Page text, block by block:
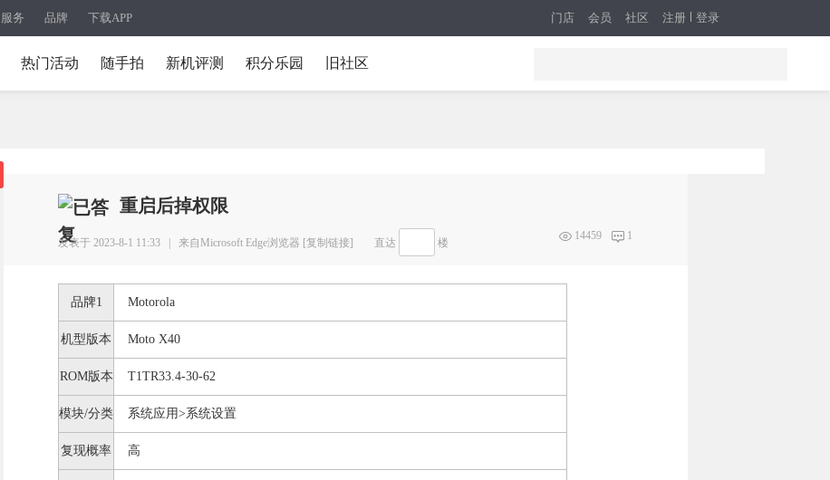
服务 品牌 下载APP 注册 登录
门店 会员 社区
热门活动 随手拍 新机评测 积分乐园 旧社区
重启后掉权限
发表于 2023-8-1 11:33 | 来自Microsoft Edge浏览器 [复制链接] 直达 楼
14459 1
品牌1 Motorola
机型版本 Moto X40
ROM版本 T1TR33.4-30-62
模块/分类 系统应用>系统设置
复现概率 高